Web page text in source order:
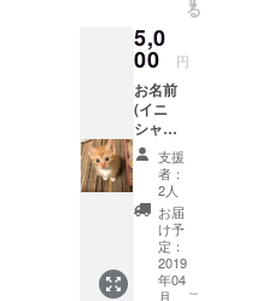
をご記
入くだ
さい。
記入の
ない場
合は
CAMPF
IREの
ユー
ザー名
を掲載
いたし
ます。
ご了承
る
5,0
00 円
お名前
(イニ
シャル
可)&
メッ
セージ
付き猫
ちゃん
写メ ※
メール
にて送
支援
者：
2人
お届
け予
定：
2019
年04
月